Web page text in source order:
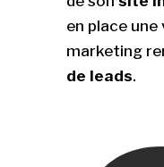
en place
marketing
de leads.